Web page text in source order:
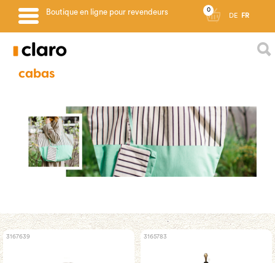
DE FR
0
Boutique en ligne pour revendeurs
cabas
3167639 3165783